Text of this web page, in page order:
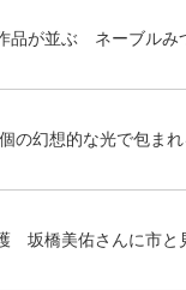
品が並ぶ ネーブルみ
の幻想的な光で包ま
坂橋美佑さんに市と